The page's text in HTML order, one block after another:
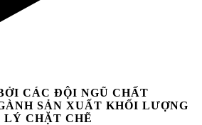
CÁC ĐỘI NGŨ CHẤT
SẢN XUẤT KHỐI LƯỢNG
LÝ CHẶT CHẼ